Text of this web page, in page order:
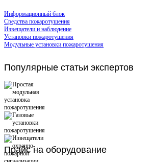
Информационный блок
Средства пожаротушения
Извещатели и наблюдение
Установки пожаротушения
Модульные установки пожаротушения
Популярные статьи экспертов
Прайсна оборудование